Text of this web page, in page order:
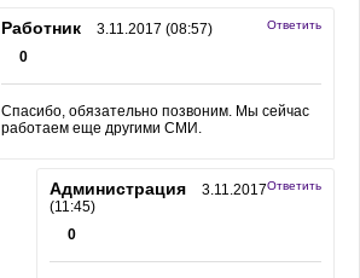
Ответить
Работник
3.11.2017 (08:57)
0
Спасибо, обязательно позвоним. Мы сейчас
работаем еще другими СМИ.
Ответить
Администрация
3.11.2017
(11:45)
0